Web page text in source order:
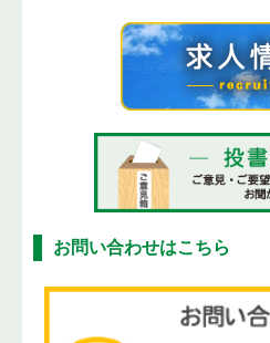
お問い合わせはこちら